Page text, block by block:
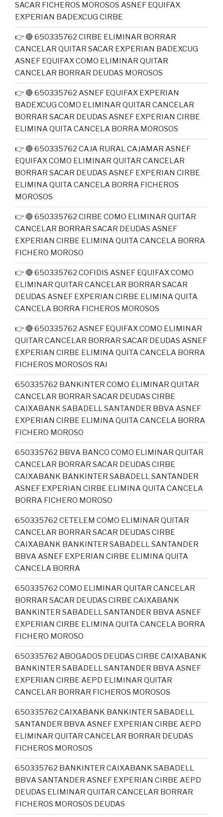
SACAR FICHEROS MOROSOS ASNEF EQUIFAX
EXPERIAN BADEXCUG CIRBE
👉 🔴 650335762 CIRBE ELIMINAR BORRAR
CANCELAR QUITAR SACAR EXPERIAN BADEXCUG
ASNEF EQUIFAX COMO ELIMINAR QUITAR
CANCELAR BORRAR DEUDAS MOROSOS
👉 🔴 650335762 ASNEF EQUIFAX EXPERIAN
BADEXCUG COMO ELIMINAR QUITAR CANCELAR
BORRAR SACAR DEUDAS ASNEF EXPERIAN CIRBE
ELIMINA QUITA CANCELA BORRA MOROSOS
👉 🔴 650335762 CAJA RURAL CAJAMAR ASNEF
EQUIFAX COMO ELIMINAR QUITAR CANCELAR
BORRAR SACAR DEUDAS ASNEF EXPERIAN CIRBE
ELIMINA QUITA CANCELA BORRA FICHEROS
MOROSOS
👉 🔴 650335762 CIRBE COMO ELIMINAR QUITAR
CANCELAR BORRAR SACAR DEUDAS ASNEF
EXPERIAN CIRBE ELIMINA QUITA CANCELA BORRA
FICHERO MOROSO
👉 🔴 650335762 COFIDIS ASNEF EQUIFAX COMO
ELIMINAR QUITAR CANCELAR BORRAR SACAR
DEUDAS ASNEF EXPERIAN CIRBE ELIMINA QUITA
CANCELA BORRA FICHEROS MOROSOS
👉 🔴 650335762 ASNEF EQUIFAX COMO ELIMINAR
QUITAR CANCELAR BORRAR SACAR DEUDAS ASNEF
EXPERIAN CIRBE ELIMINA QUITA CANCELA BORRA
FICHEROS MOROSOS RAI
650335762 BANKINTER COMO ELIMINAR QUITAR
CANCELAR BORRAR SACAR DEUDAS CIRBE
CAIXABANK SABADELL SANTANDER BBVA ASNEF
EXPERIAN CIRBE ELIMINA QUITA CANCELA BORRA
FICHERO MOROSO
650335762 BBVA BANCO COMO ELIMINAR QUITAR
CANCELAR BORRAR SACAR DEUDAS CIRBE
CAIXABANK BANKINTER SABADELL SANTANDER
ASNEF EXPERIAN CIRBE ELIMINA QUITA CANCELA
BORRA FICHERO MOROSO
650335762 CETELEM COMO ELIMINAR QUITAR
CANCELAR BORRAR SACAR DEUDAS CIRBE
CAIXABANK BANKINTER SABADELL SANTANDER
BBVA ASNEF EXPERIAN CIRBE ELIMINA QUITA
CANCELA BORRA
650335762 COMO ELIMINAR QUITAR CANCELAR
BORRAR SACAR DEUDAS CIRBE CAIXABANK
BANKINTER SABADELL SANTANDER BBVA ASNEF
EXPERIAN CIRBE ELIMINA QUITA CANCELA BORRA
FICHERO MOROSO
650335762 ABOGADOS DEUDAS CIRBE CAIXABANK
BANKINTER SABADELL SANTANDER BBVA ASNEF
EXPERIAN CIRBE AEPD ELIMINAR QUITAR
CANCELAR BORRAR FICHEROS MOROSOS
650335762 CAIXABANK BANKINTER SABADELL
SANTANDER BBVA ASNEF EXPERIAN CIRBE AEPD
ELIMINAR QUITAR CANCELAR BORRAR DEUDAS
FICHEROS MOROSOS
650335762 BANKINTER CAIXABANK SABADELL
BBVA SANTANDER ASNEF EXPERIAN CIRBE AEPD
DEUDAS ELIMINAR QUITAR CANCELAR BORRAR
FICHEROS MOROSOS DEUDAS